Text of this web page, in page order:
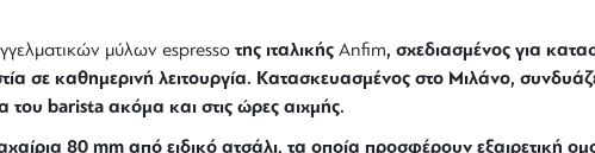
μύλων espresso της ιταλικής Anfim, σχεδιασμένος για
σε καθημερινή λειτουργία. Κατασκευασμένος στο Μιλάνο,
του barista ακόμα και στις ώρες αιχμής.
80 mm από ειδικό ατσάλι, τα οποία προσφέρουν εξαιρετική